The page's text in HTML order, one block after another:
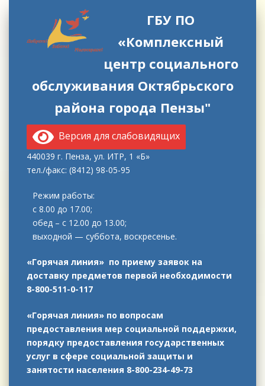
ГБУ ПО
«Комплексный
центр социального
обслуживания Октябрьского
района города Пензы"
Версия для слабовидящих
440039 г. Пенза, ул. ИТР, 1 «Б»
тел./факс: (8412) 98-05-95
Режим работы:
с 8.00 до 17.00;
обед – с 12.00 до 13.00;
выходной — суббота, воскресенье.
«Горячая линия» по приему заявок на
доставку предметов первой необходимости
8-800-511-0-117
«Горячая линия» по вопросам
предоставления мер социальной поддержки,
порядку предоставления государственных
услуг в сфере социальной защиты и
занятости населения 8-800-234-49-73